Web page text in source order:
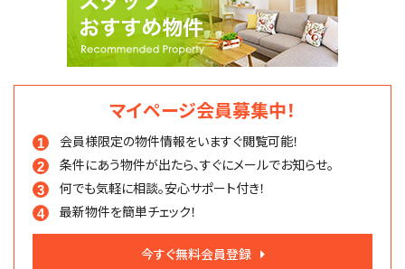
マイページ会員募集中！
会員様限定の物件情報をいますぐ閲覧可能！
条件にあう物件が出たら、すぐにメールでお知らせ。
何でも気軽に相談。安心サポート付き！
最新物件を簡単チェック！
今すぐ無料会員登録